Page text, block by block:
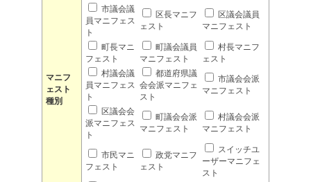
マニフ
ェスト
種別
市議会議
員マニフェス
ト
区長マニフ
ェスト
区議会議員
マニフェスト
町長マニ
フェスト
町議会議員
マニフェスト
村長マニフ
ェスト
村議会議
員マニフェス
ト
都道府県議
会会派マニフェ
スト
市議会会派
マニフェスト
区議会会
派マニフェス
ト
町議会会派
マニフェスト
村議会会派
マニフェスト
市民マニ
フェスト
政党マニフ
ェスト
スイッチユ
ーザーマニフェ
スト